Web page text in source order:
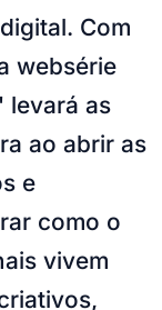
Com
websérie
levará as
ao abrir as
e
como o
vivem